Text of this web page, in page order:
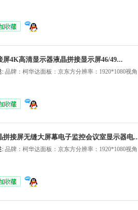
4K高清显示器液晶拼接显示屏46/49...
: 品牌：柯华达面板：京东方分辨率：1920*1080视角
拼接屏无缝大屏幕电子监控会议室显示器电
: 品牌：柯华达面板：京东方分辨率：1920*1080视角